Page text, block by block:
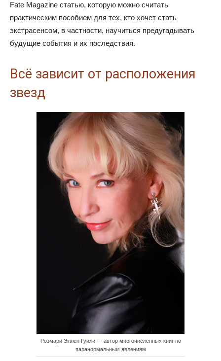
Fate Magazine статью, которую можно считать
практическим пособием для тех, кто хочет стать
экстрасенсом, в частности, научиться предугадывать
будущие события и их последствия.
Всё зависит от расположения
звезд
Розмари Эллен Гуили — автор многочисленных книг по
паранормальным явлениям